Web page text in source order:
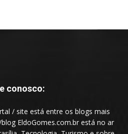
conosco:
/ site está entre os blogs mais
EldoGomes.com.br está no ar